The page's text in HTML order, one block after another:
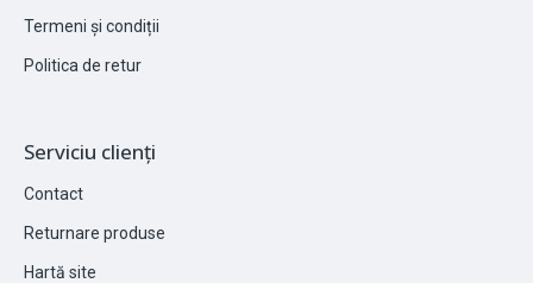
Termeni și condiții
Politica de retur
Serviciu clienți
Contact
Returnare produse
Hartă site